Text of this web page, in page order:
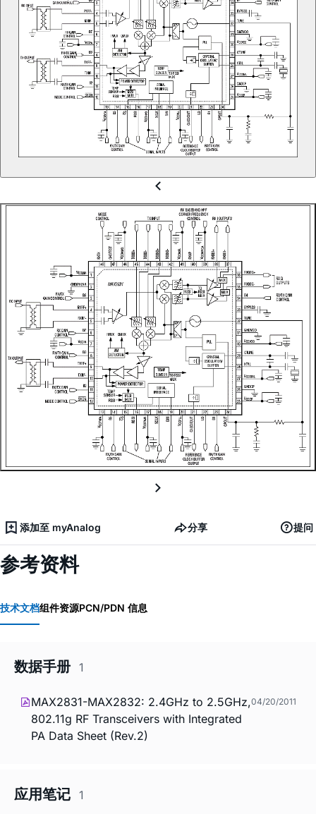
添加至 myAnalog 分享 提问
参考资料
技术文档组件资源PCN/PDN 信息
数据手册 1
MAX2831-MAX2832: 2.4GHz to 2.5GHz,
802.11g RF Transceivers with Integrated
PA Data Sheet (Rev.2)
04/20/2011
应用笔记 1